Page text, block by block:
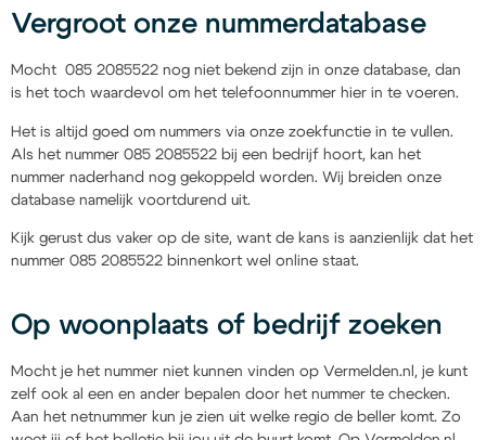
Vergroot onze nummerdatabase
Mocht 085 2085522 nog niet bekend zijn in onze database, dan
is het toch waardevol om het telefoonnummer hier in te voeren.
Het is altijd goed om nummers via onze zoekfunctie in te vullen.
Als het nummer 085 2085522 bij een bedrijf hoort, kan het
nummer naderhand nog gekoppeld worden. Wij breiden onze
database namelijk voortdurend uit.
Kijk gerust dus vaker op de site, want de kans is aanzienlijk dat het
nummer 085 2085522 binnenkort wel online staat.
Op woonplaats of bedrijf zoeken
Mocht je het nummer niet kunnen vinden op Vermelden.nl, je kunt
zelf ook al een en ander bepalen door het nummer te checken.
Aan het netnummer kun je zien uit welke regio de beller komt. Zo